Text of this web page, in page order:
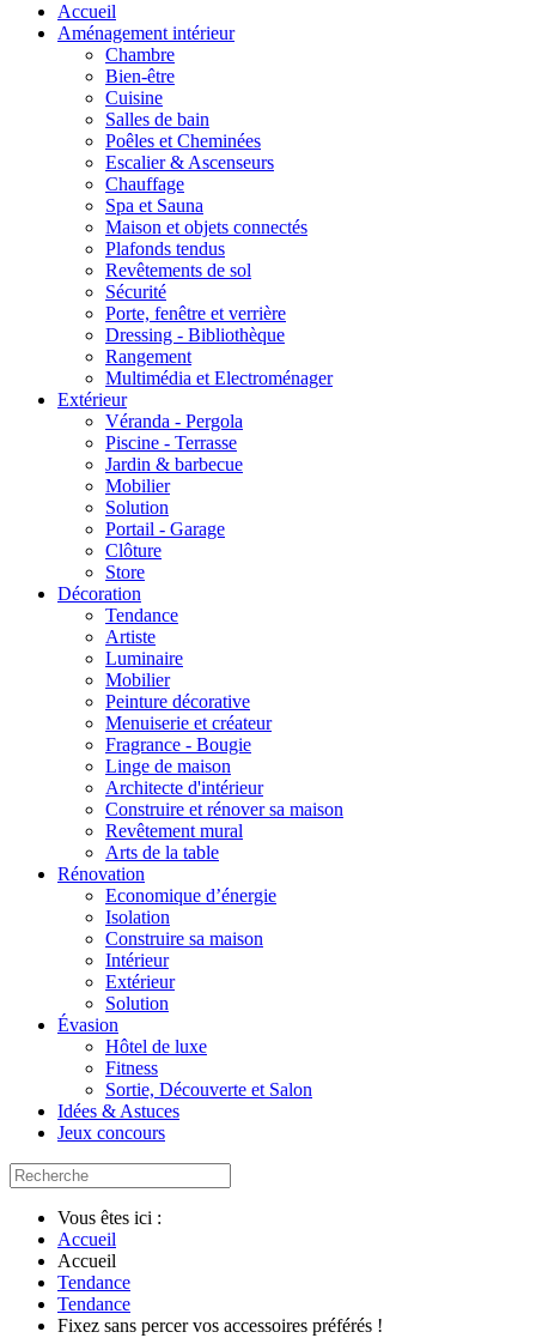
Accueil
Aménagement intérieur
Chambre
Bien-être
Cuisine
Salles de bain
Poêles et Cheminées
Escalier & Ascenseurs
Chauffage
Spa et Sauna
Maison et objets connectés
Plafonds tendus
Revêtements de sol
Sécurité
Porte, fenêtre et verrière
Dressing - Bibliothèque
Rangement
Multimédia et Electroménager
Extérieur
Véranda - Pergola
Piscine - Terrasse
Jardin & barbecue
Mobilier
Solution
Portail - Garage
Clôture
Store
Décoration
Tendance
Artiste
Luminaire
Mobilier
Peinture décorative
Menuiserie et créateur
Fragrance - Bougie
Linge de maison
Architecte d'intérieur
Construire et rénover sa maison
Revêtement mural
Arts de la table
Rénovation
Economique d’énergie
Isolation
Construire sa maison
Intérieur
Extérieur
Solution
Évasion
Hôtel de luxe
Fitness
Sortie, Découverte et Salon
Idées & Astuces
Jeux concours
Vous êtes ici :
Accueil
Accueil
Tendance
Tendance
Fixez sans percer vos accessoires préférés !